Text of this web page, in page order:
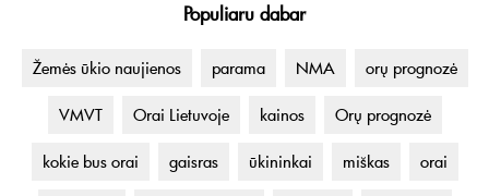
Populiaru dabar
Žemės ūkio naujienos parama NMA orų prognozė
VMVT Orai Lietuvoje kainos Orų prognozė
kokie bus orai gaisras ūkininkai miškas orai